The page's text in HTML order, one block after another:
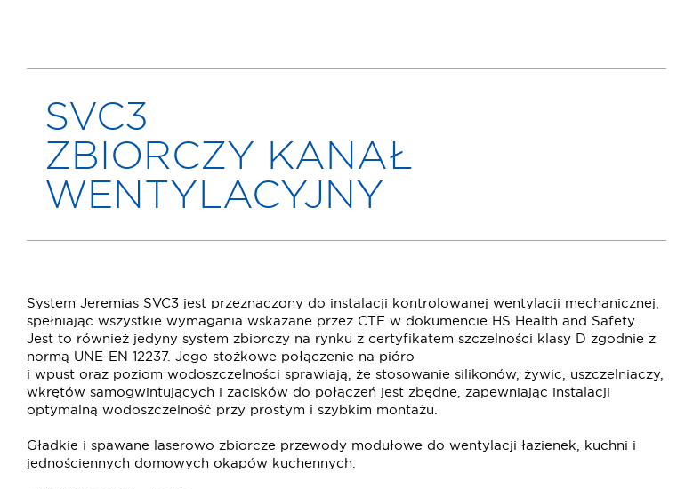
SVC3
ZBIORCZY KANAŁ
WENTYLACYJNY
System Jeremias SVC3 jest przeznaczony do instalacji kontrolowanej wentylacji mechanicznej,
spełniając wszystkie wymagania wskazane przez CTE w dokumencie HS Health and Safety.
Jest to również jedyny system zbiorczy na rynku z certyfikatem szczelności klasy D zgodnie z
normą UNE-EN 12237. Jego stożkowe połączenie na pióro
i wpust oraz poziom wodoszczelności sprawiają, że stosowanie silikonów, żywic, uszczelniaczy,
wkrętów samogwintujących i zacisków do połączeń jest zbędne, zapewniając instalacji
optymalną wodoszczelność przy prostym i szybkim montażu.
Gładkie i spawane laserowo zbiorcze przewody modułowe do wentylacji łazienek, kuchni i
jednościennych domowych okapów kuchennych.